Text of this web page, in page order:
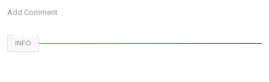
Add Comment
INFO